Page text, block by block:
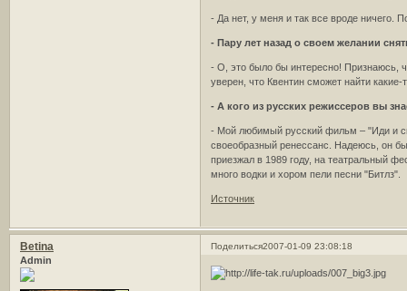
- Да нет, у меня и так все вроде ничего.
- Пару лет назад о своем желании
- О, это было бы интересно! Признаюсь,
уверен, что Квентин сможет найти
- А кого из русских режиссеров вы
- Мой любимый русский фильм – "Иди и
своеобразный ренессанс. Надеюсь, он
приезжал в 1989 году, на театральный
много водки и хором пели песни "Битлз".
Источник
Поделиться2007-01-09 23:08:18
Betina
Admin